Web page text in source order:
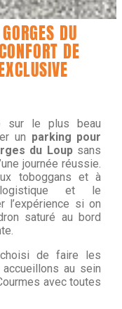
DU
DE
sur le plus beau
un parking pour
du Loupsans
journée réussie.
toboggans et à
logistique et le
l’expérience si on
saturé au bord
de faire les
au sein
avec toutes